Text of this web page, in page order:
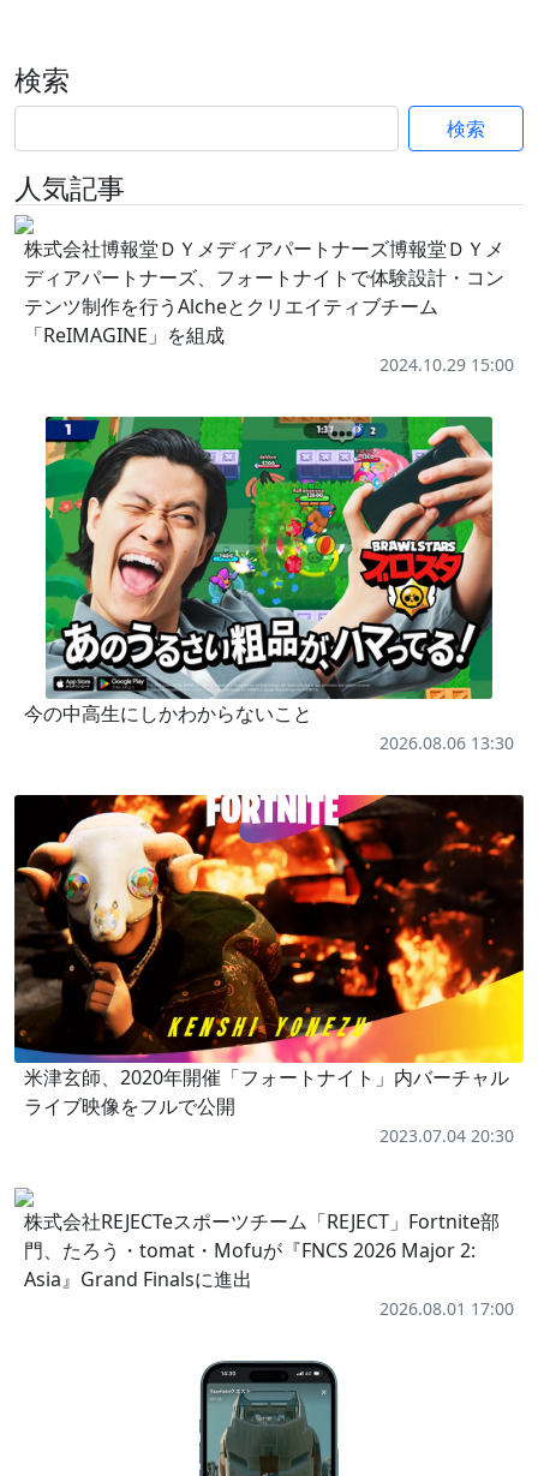
検索
検索
人気記事
株式会社博報堂ＤＹメディアパートナーズ博報堂ＤＹメ
ディアパートナーズ、フォートナイトで体験設計・コン
テンツ制作を行うAlcheとクリエイティブチーム
「ReIMAGINE」を組成
2024.10.29 15:00
今の中高生にしかわからないこと
2026.08.06 13:30
米津玄師、2020年開催「フォートナイト」内バーチャル
ライブ映像をフルで公開
2023.07.04 20:30
株式会社REJECTeスポーツチーム「REJECT」Fortnite部
門、たろう・tomat・Mofuが『FNCS 2026 Major 2:
Asia』Grand Finalsに進出
2026.08.01 17:00